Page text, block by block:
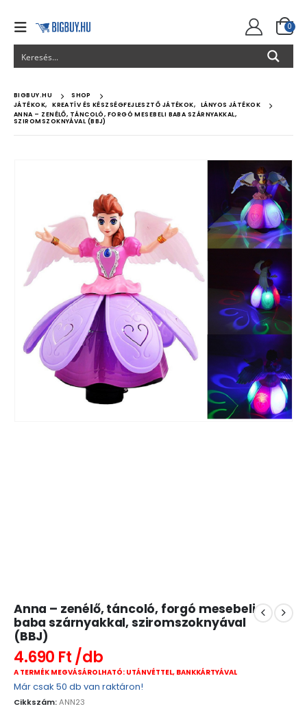
0
BIGBUY.HU
SHOP
JÁTÉKOK, KREATÍV ÉS KÉSZSÉGFEJLESZTŐ JÁTÉKOK,
LÁNYOS JÁTÉKOK
ANNA – ZENÉLŐ, TÁNCOLÓ, FORGÓ MESEBELI BABA SZÁRNYAKKAL,
SZIROMSZOKNYÁVAL (BBJ)
Anna – zenélő, táncoló, forgó mesebeli
baba szárnyakkal, sziromszoknyával
(BBJ)
4.690 Ft
A TERMÉK MEGVÁSÁROLHATÓ: UTÁNVÉTTEL, BANKKÁRTYÁVAL
Már csak 50 db van raktáron!
Cikkszám:ANN23